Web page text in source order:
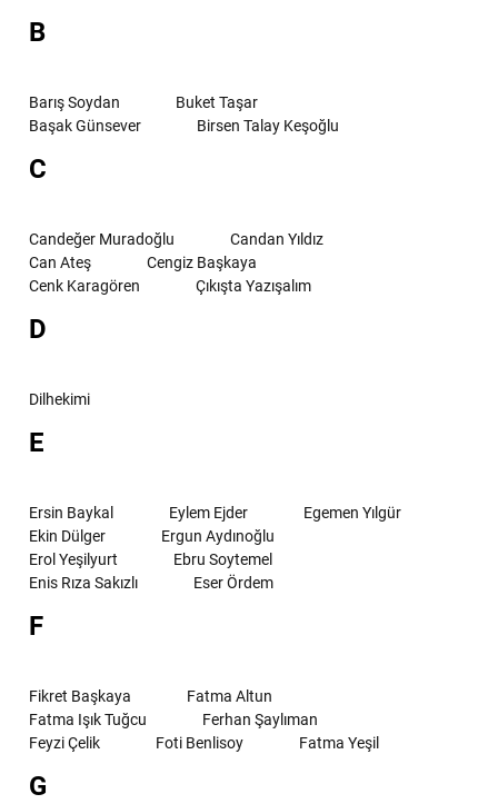
B
Barış Soydan
Buket Taşar
Başak Günsever
Birsen Talay Keşoğlu
C
Candeğer Muradoğlu
Candan Yıldız
Can Ateş
Cengiz Başkaya
Cenk Karagören
Çıkışta Yazışalım
D
Dilhekimi
E
Ersin Baykal Eylem Ejder
Egemen Yılgür
Ekin Dülger
Ergun Aydınoğlu
Erol Yeşilyurt
Ebru Soytemel
Enis Rıza Sakızlı
Eser Ördem
F
Fikret Başkaya
Fatma Altun
Fatma Işık Tuğcu
Ferhan Şaylıman
Feyzi Çelik
Foti Benlisoy Fatma Yeşil
G